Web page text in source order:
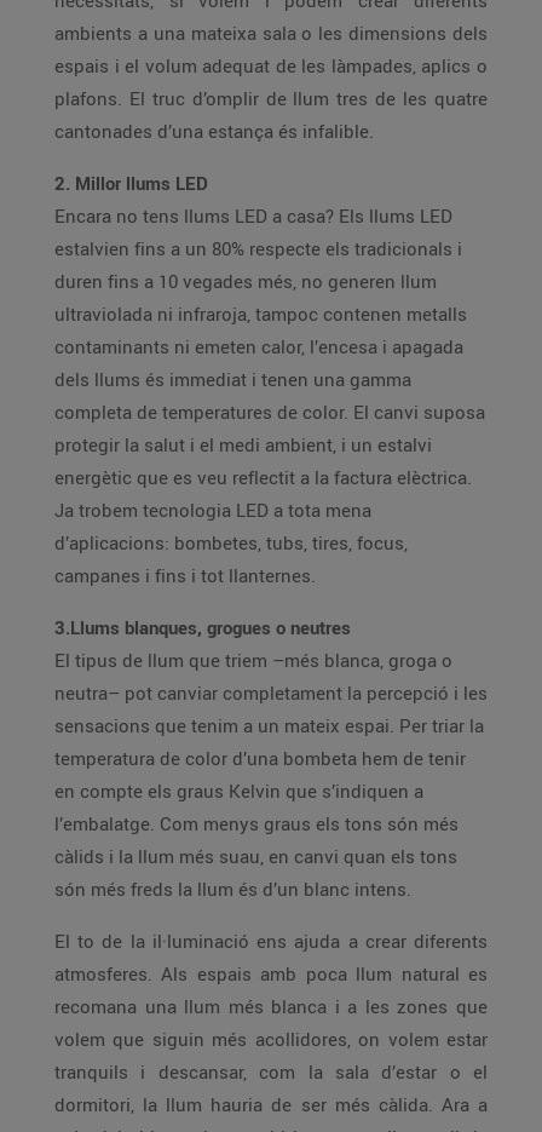
ambients a una mateixa sala o les dimensions dels
espais i el volum adequat de les làmpades, aplics o
plafons. El truc d’omplir de llum tres de les quatre
cantonades d’una estança és infalible.
2. Millor llums LED
Encara no tens llums LED a casa? Els llums LED
estalvien fins a un 80% respecte els tradicionals i
duren fins a 10 vegades més, no generen llum
ultraviolada ni infraroja, tampoc contenen metalls
contaminants ni emeten calor, l’encesa i apagada
dels llums és immediat i tenen una gamma
completa de temperatures de color. El canvi suposa
protegir la salut i el medi ambient, i un estalvi
energètic que es veu reflectit a la factura elèctrica.
Ja trobem tecnologia LED a tota mena
d’aplicacions: bombetes, tubs, tires, focus,
campanes i fins i tot llanternes.
3.Llums blanques, grogues o neutres
El tipus de llum que triem –més blanca, groga o
neutra– pot canviar completament la percepció i les
sensacions que tenim a un mateix espai. Per triar la
temperatura de color d’una bombeta hem de tenir
en compte els graus Kelvin que s’indiquen a
l’embalatge. Com menys graus els tons són més
càlids i la llum més suau, en canvi quan els tons
són més freds la llum és d’un blanc intens.
El to de la il·luminació ens ajuda a crear diferents
atmosferes. Als espais amb poca llum natural es
recomana una llum més blanca i a les zones que
volem que siguin més acollidores, on volem estar
tranquils i descansar, com la sala d’estar o el
dormitori, la llum hauria de ser més càlida. Ara a